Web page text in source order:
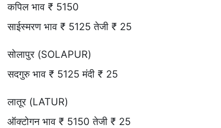
कपिल भाव ₹ 5150
साईस्मरण भाव ₹ 5125 तेजी ₹ 25
सोलापुर (SOLAPUR)
सदगुरु भाव ₹ 5125 मंदी ₹ 25
लातूर (LATUR)
ऑक्टोगन भाव ₹ 5150 तेजी ₹ 25